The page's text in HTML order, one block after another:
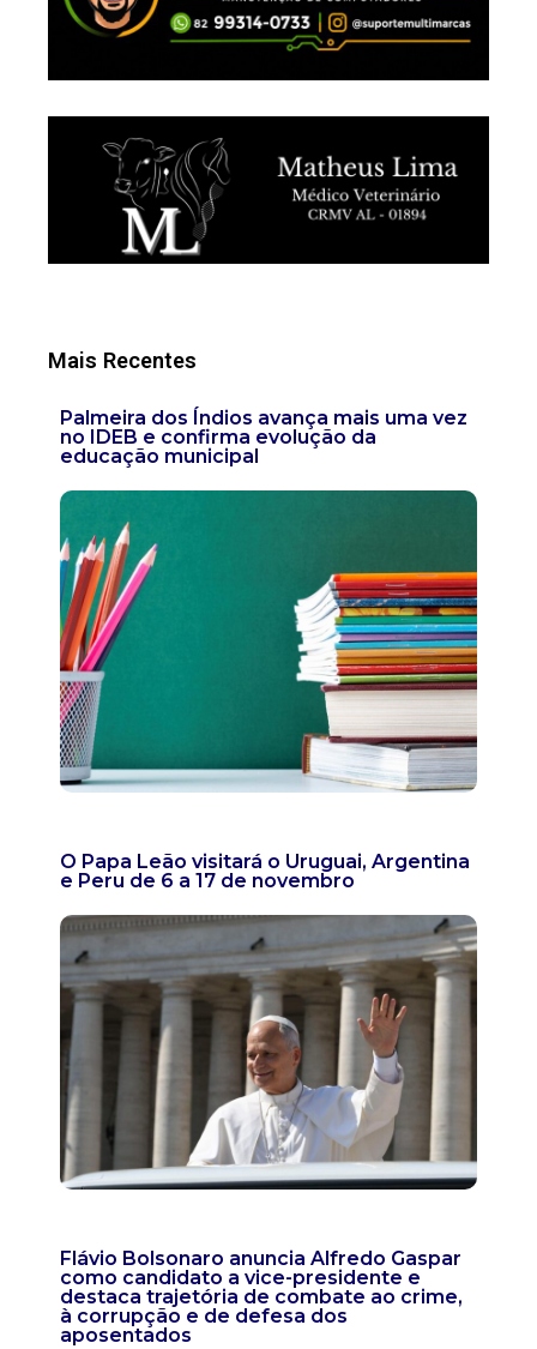
Mais Recentes
Palmeira dos Índios avança mais uma vez
no IDEB e confirma evolução da
educação municipal
O Papa Leão visitará o Uruguai, Argentina
e Peru de 6 a 17 de novembro
Flávio Bolsonaro anuncia Alfredo Gaspar
como candidato a vice-presidente e
destaca trajetória de combate ao crime,
à corrupção e de defesa dos
aposentados